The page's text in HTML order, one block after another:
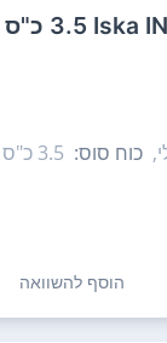
כוח סוס: 3.5‏ כ"ס
הוסף להשוואה